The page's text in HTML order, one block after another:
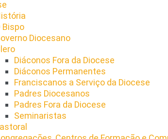
Bispo
Diocesano
Diáconos Fora da Diocese
Diáconos Permanentes
Franciscanos a Serviço da Diocese
Padres Diocesanos
Padres Fora da Diocese
Seminaristas